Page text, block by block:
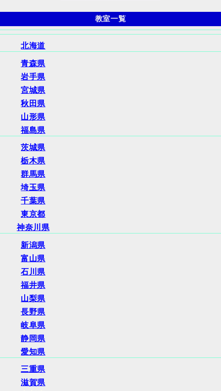
教室一覧
北海道
青森県
岩手県
宮城県
秋田県
山形県
福島県
茨城県
栃木県
群馬県
埼玉県
千葉県
東京都
神奈川県
新潟県
富山県
石川県
福井県
山梨県
長野県
岐阜県
静岡県
愛知県
三重県
滋賀県